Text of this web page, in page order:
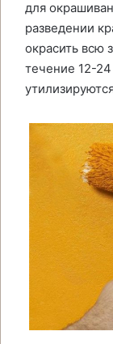
для
разведении
окрасить всю
течение 12-24